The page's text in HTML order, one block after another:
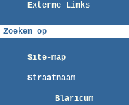
Externe Links
Zoeken op
Site-map
Straatnaam
Blaricum